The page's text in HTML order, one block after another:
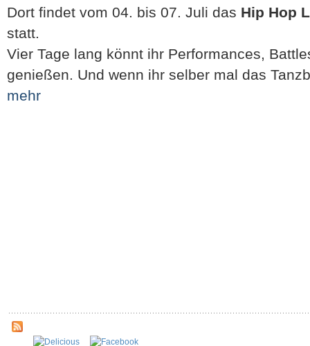
Dort findet vom 04. bis 07. Juli das Hip Hop
statt.
Vier Tage lang könnt ihr Performances,
genießen. Und wenn ihr selber mal das
mehr